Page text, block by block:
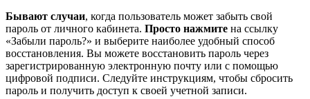
Бывают случаи, когда пользователь может забыть свой
пароль от личного кабинета. Просто нажмите на ссылку
«Забыли пароль?» и выберите наиболее удобный способ
восстановления. Вы можете восстановить пароль через
зарегистрированную электронную почту или с помощью
цифровой подписи. Следуйте инструкциям, чтобы сбросить
пароль и получить доступ к своей учетной записи.